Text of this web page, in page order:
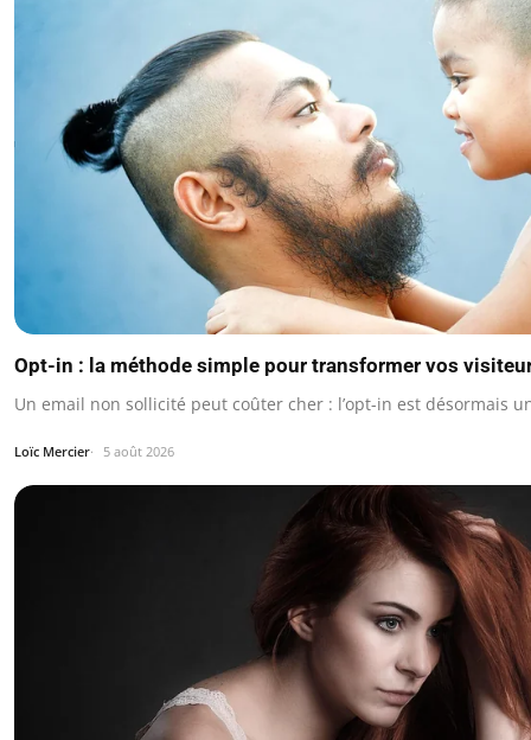
Opt-in : la méthode simple pour transformer vos
Un email non sollicité peut coûter cher : l’opt-in est désormais
Loïc Mercier 5 août 2026